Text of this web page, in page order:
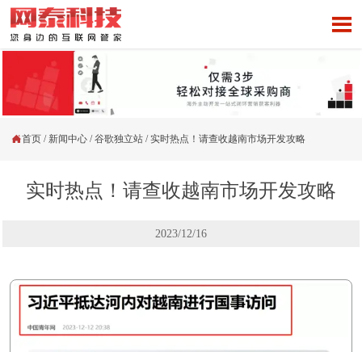

首页 / 新闻中心 /谷歌独立站 /实时热点！请查收越南市场开发攻略
实时热点！请查收越南市场开发攻略
2023/12/16